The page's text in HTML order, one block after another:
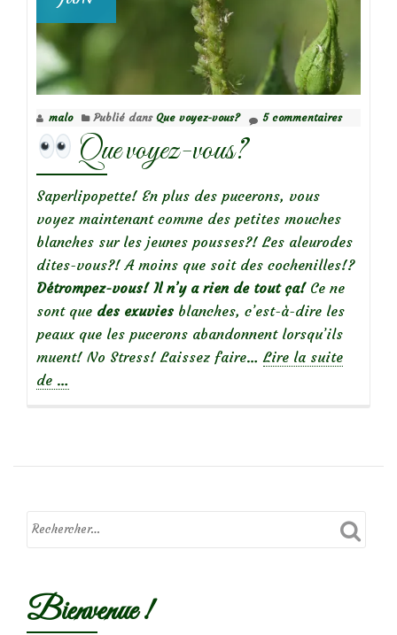
malo Publié dans Que voyez-vous? 5 commentaires
Que voyez-vous?
Saperlipopette! En plus des pucerons, vous
voyez maintenant comme des petites mouches
blanches sur les jeunes pousses?! Les aleurodes
dites-vous?! A moins que soit des cochenilles!?
Détrompez-vous! Il n’y a rien de tout ça!Ce ne
sont que des exuvies blanches, c’est-à-dire les
peaux que les pucerons abandonnent lorsqu’ils
muent! No Stress! Laissez faire… Lire la suite
de
Que
vous?
…
Bienvenue !